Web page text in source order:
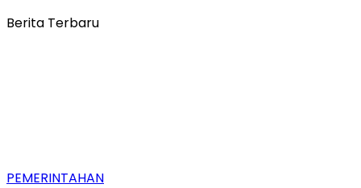
Berita Terbaru
PEMERINTAHAN